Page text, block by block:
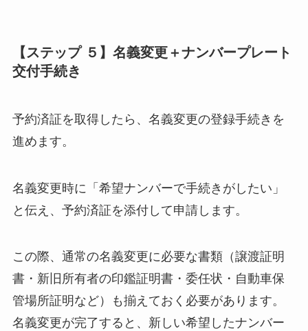
【ステップ ５】名義変更＋ナンバープレート
交付手続き
予約済証を取得したら、名義変更の登録手続きを
進めます。
名義変更時に「希望ナンバーで手続きがしたい」
と伝え、予約済証を添付して申請します。
この際、通常の名義変更に必要な書類（譲渡証明
書・新旧所有者の印鑑証明書・委任状・自動車保
管場所証明など）も揃えておく必要があります。
名義変更が完了すると、新しい希望したナンバー